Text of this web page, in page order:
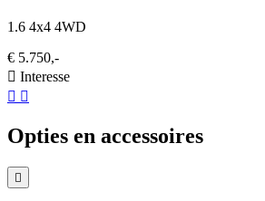
1.6 4x4 4WD
€ 5.750,-
Interesse
Opties en accessoires